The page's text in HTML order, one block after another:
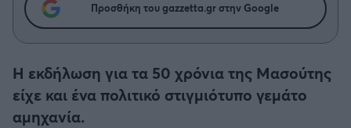
Βόλος
Ατρόμητος Αθηνών
Κηφισιά
Προσθήκη του gazzetta.gr στην Google
Η εκδήλωση για τα 50 χρόνια της Μασούτης
είχε και ένα πολιτικό στιγμιότυπο γεμάτο
αμηχανία.